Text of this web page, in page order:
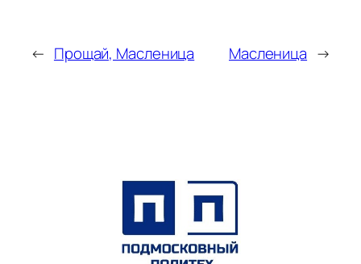
← Прощай, Масленица Масленица →